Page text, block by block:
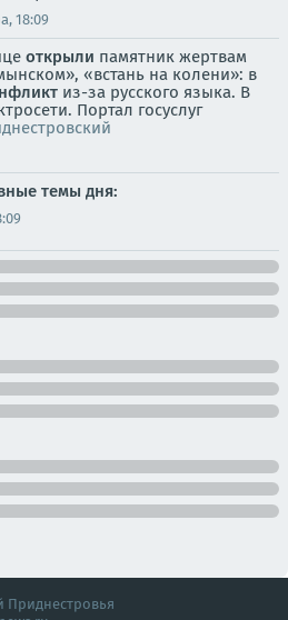
18:09
открыли памятник жертвам
«встань на колени»: в
из-за русского языка. В
Портал госуслуг
темы дня:
Приднестровья